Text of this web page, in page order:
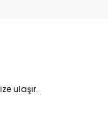
ulaşır.